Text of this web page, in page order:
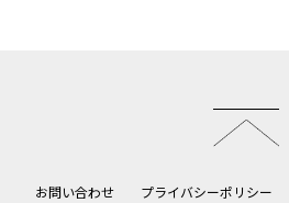
お問い合わせ プライバシーポリシー